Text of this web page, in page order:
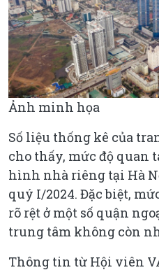
Ảnh minh họa
Số liệu thống kê của
cho thấy, mức độ quan
hình nhà riêng tại Hà
quý I/2024. Đặc biệt,
rõ rệt ở một số quận
trung tâm không còn
Thông tin từ Hội viên